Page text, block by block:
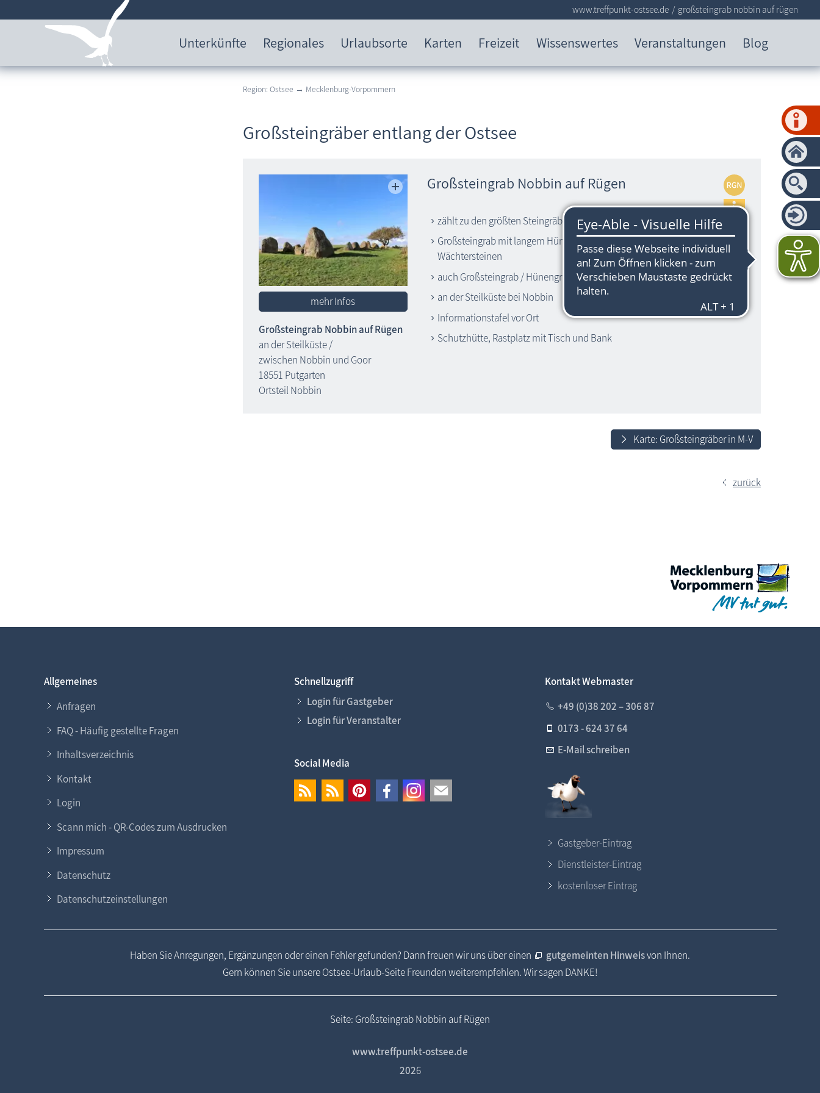
Unterkünfte Regionales Urlaubsorte Karten Freizeit Wissenswertes Veranstaltungen Blog
www.treffpunkt-ostsee.de großsteingrab nobbin auf rügen
Region: Ostsee → Mecklenburg-Vorpommern
Großsteingräber entlang der Ostsee
mehr Infos
Großsteingrab Nobbin auf Rügen
an der Steilküste /
zwischen Nobbin und Goor
18551 Putgarten
Ortsteil Nobbin
Großsteingrab Nobbin auf Rügen
zählt zu den größten Steingräbern in Norddeutschland
Großsteingrab mit langem Hünenbett und zwei imposanten
Wächtersteinen
auch Großsteingrab / Hünengrab Riesenberg
an der Steilküste bei Nobbin
Informationstafel vor Ort
Schutzhütte, Rastplatz mit Tisch und Bank
Karte: Großsteingräber in M-V
zurück
Allgemeines
Anfragen
FAQ - Häufig gestellte Fragen
Inhaltsverzeichnis
Kontakt
Login
Scann mich - QR-Codes zum Ausdrucken
Impressum
Datenschutz
Datenschutzeinstellungen
Schnellzugriff
Login für Gastgeber
Login für Veranstalter
Social Media
Kontakt Webmaster
+49 (0)38 202 – 306 87
0173 - 624 37 64
E-Mail schreiben
Gastgeber-Eintrag
Dienstleister-Eintrag
kostenloser Eintrag
Haben Sie Anregungen, Ergänzungen oder einen Fehler gefunden? Dann freuen wir uns über einen gutgemeinten Hinweisvon Ihnen.
Gern können Sie unsere Ostsee-Urlaub-Seite Freunden weiterempfehlen. Wir sagen DANKE!
Seite: Großsteingrab Nobbin auf Rügen
www.treffpunkt-ostsee.de
2026